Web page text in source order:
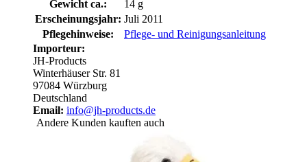
Gewicht ca.:
14 g
Erscheinungsjahr: Juli 2011
Pflegehinweise:
Pflege- und Reinigungsanleitung
Importeur:
JH-Products
Winterhäuser Str. 81
97084 Würzburg
Deutschland
Email: info@jh-products.de
Andere Kunden kauften auch